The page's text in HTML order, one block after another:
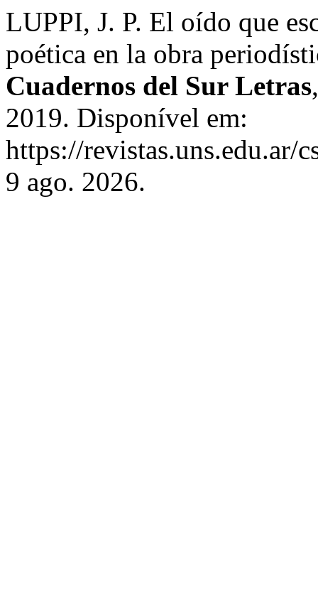
LUPPI, J. P. El oído que
poética en la obra
Cuadernos del Sur Letras
2019. Disponível em:
https://revistas.uns.edu.ar/
9 ago. 2026.